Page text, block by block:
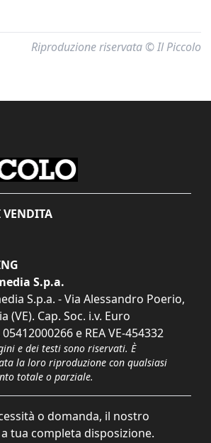
Riproduzione riservata © Il Piccolo
S.p.a.
S.p.a. - Via Alessandro Poerio,
(VE). Cap. Soc. i.v. Euro
05412000266 e REA VE-454332
e dei testi sono riservati. È
la loro riproduzione con qualsiasi
totale o parziale.
o domanda, il nostro
tua completa disposizione.